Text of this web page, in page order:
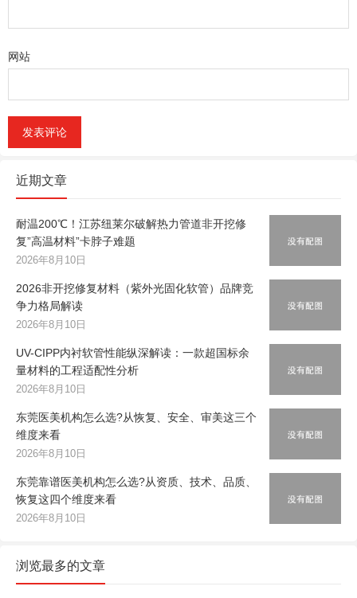
网站
近期文章
耐温200℃！江苏纽莱尔破解热力管道非开挖修
复”高温材料”卡脖子难题
2026年8月10日
2026非开挖修复材料（紫外光固化软管）品牌竞
争力格局解读
2026年8月10日
UV-CIPP内衬软管性能纵深解读：一款超国标余
量材料的工程适配性分析
2026年8月10日
东莞医美机构怎么选?从恢复、安全、审美这三个
维度来看
2026年8月10日
东莞靠谱医美机构怎么选?从资质、技术、品质、
恢复这四个维度来看
2026年8月10日
浏览最多的文章